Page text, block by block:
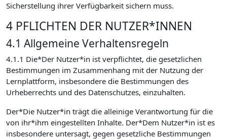
Sicherstellung ihrer Verfügbarkeit sichern muss.
4 PFLICHTEN DER NUTZER*INNEN
4.1 Allgemeine Verhaltensregeln
4.1.1 Die*Der Nutzer*in ist verpflichtet, die gesetzlichen
Bestimmungen im Zusammenhang mit der Nutzung der
Lernplattform, insbesondere die Bestimmungen des
Urheberrechts und des Datenschutzes, einzuhalten.
Der*Die Nutzer*in trägt die alleinige Verantwortung für die
von ihr*ihm eingestellten Inhalte. Der*Dem Nutzer*in ist es
insbesondere untersagt, gegen gesetzliche Bestimmungen